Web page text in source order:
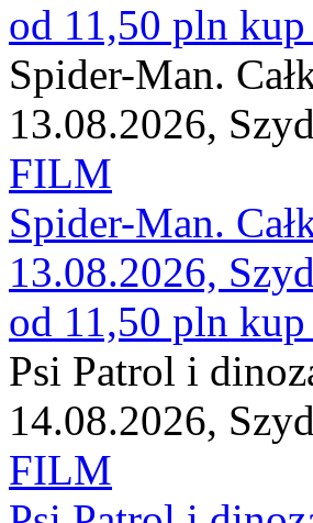
od 11,50 pln
Spider-Man.
13.08.2026,
FILM
Spider-Man.
13.08.2026,
od 11,50 pln
Psi Patrol i
14.08.2026,
FILM